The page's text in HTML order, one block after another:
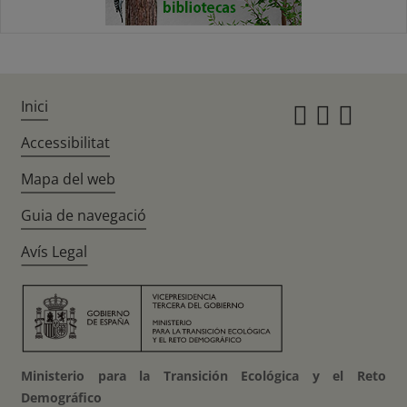
Inici
Accessibilitat
Mapa del web
Guia de navegació
Avís Legal
Ministerio para la Transición Ecológica y el Reto
Demográfico